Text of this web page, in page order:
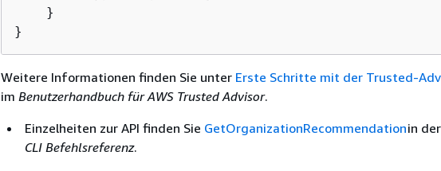
    }
}
Weitere Informationen finden Sie unter Erste Schritte mit der Trusted-
im Benutzerhandbuch für AWS Trusted Advisor.
Einzelheiten zur API finden Sie GetOrganizationRecommendationin
CLI Befehlsreferenz.